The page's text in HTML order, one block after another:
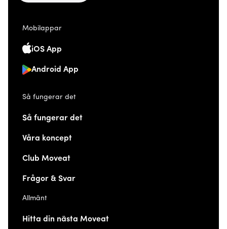
Mobilappar
iOS App
Android App
Så fungerar det
Så fungerar det
Våra koncept
Club Moveat
Frågor & Svar
Allmänt
Hitta din nästa Moveat